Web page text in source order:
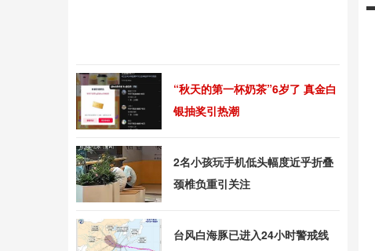
“秋天的第一杯奶茶”6岁了 真金白
银抽奖引热潮
2名小孩玩手机低头幅度近乎折叠
颈椎负重引关注
台风白海豚已进入24小时警戒线